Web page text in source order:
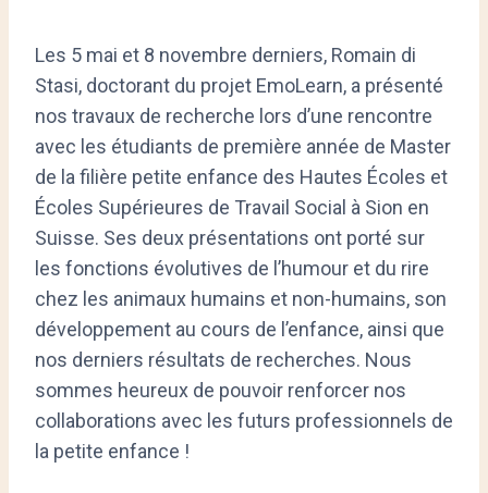
Les 5 mai et 8 novembre derniers, Romain di
Stasi, doctorant du projet EmoLearn, a présenté
nos travaux de recherche lors d’une rencontre
avec les étudiants de première année de Master
de la filière petite enfance des Hautes Écoles et
Écoles Supérieures de Travail Social à Sion en
Suisse. Ses deux présentations ont porté sur
les fonctions évolutives de l’humour et du rire
chez les animaux humains et non-humains, son
développement au cours de l’enfance, ainsi que
nos derniers résultats de recherches. Nous
sommes heureux de pouvoir renforcer nos
collaborations avec les futurs professionnels de
la petite enfance !